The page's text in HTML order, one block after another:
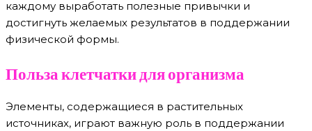
каждому выработать полезные привычки и
достигнуть желаемых результатов в поддержании
физической формы.
Польза клетчатки для организма
Элементы, содержащиеся в растительных
источниках, играют важную роль в поддержании